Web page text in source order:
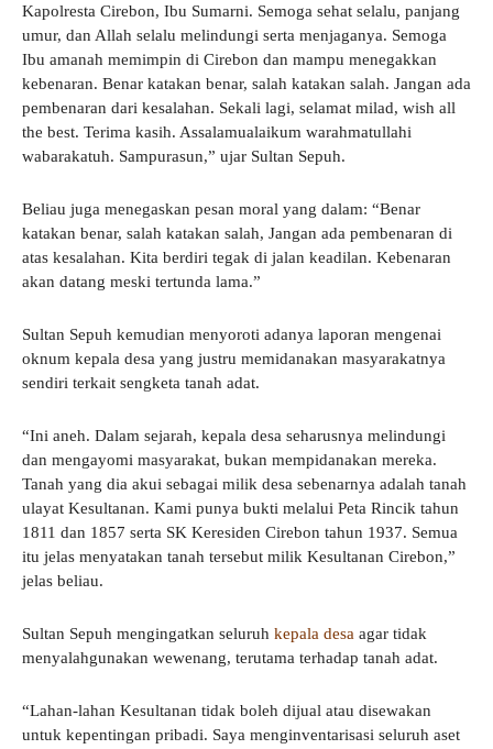
Kapolresta Cirebon, Ibu Sumarni. Semoga sehat selalu, panjang
umur, dan Allah selalu melindungi serta menjaganya. Semoga
Ibu amanah memimpin di Cirebon dan mampu menegakkan
kebenaran. Benar katakan benar, salah katakan salah. Jangan ada
pembenaran dari kesalahan. Sekali lagi, selamat milad, wish all
the best. Terima kasih. Assalamualaikum warahmatullahi
wabarakatuh. Sampurasun,” ujar Sultan Sepuh.
Beliau juga menegaskan pesan moral yang dalam: “Benar
katakan benar, salah katakan salah, Jangan ada pembenaran di
atas kesalahan. Kita berdiri tegak di jalan keadilan. Kebenaran
akan datang meski tertunda lama.”
Sultan Sepuh kemudian menyoroti adanya laporan mengenai
oknum kepala desa yang justru memidanakan masyarakatnya
sendiri terkait sengketa tanah adat.
“Ini aneh. Dalam sejarah, kepala desa seharusnya melindungi
dan mengayomi masyarakat, bukan mempidanakan mereka.
Tanah yang dia akui sebagai milik desa sebenarnya adalah tanah
ulayat Kesultanan. Kami punya bukti melalui Peta Rincik tahun
1811 dan 1857 serta SK Keresiden Cirebon tahun 1937. Semua
itu jelas menyatakan tanah tersebut milik Kesultanan Cirebon,”
jelas beliau.
Sultan Sepuh mengingatkan seluruh kepala desa agar tidak
menyalahgunakan wewenang, terutama terhadap tanah adat.
“Lahan-lahan Kesultanan tidak boleh dijual atau disewakan
untuk kepentingan pribadi. Saya menginventarisasi seluruh aset